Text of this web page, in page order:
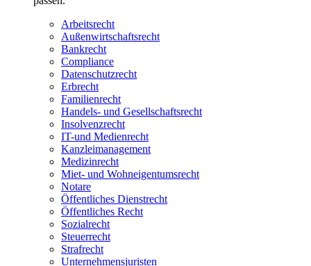
Arbeitsrecht
Außenwirtschaftsrecht
Bankrecht
Compliance
Datenschutzrecht
Erbrecht
Familienrecht
Handels- und Gesellschaftsrecht
Insolvenzrecht
IT-und Medienrecht
Kanzleimanagement
Medizinrecht
Miet- und Wohneigentumsrecht
Notare
Öffentliches Dienstrecht
Öffentliches Recht
Sozialrecht
Steuerrecht
Strafrecht
Unternehmensjuristen